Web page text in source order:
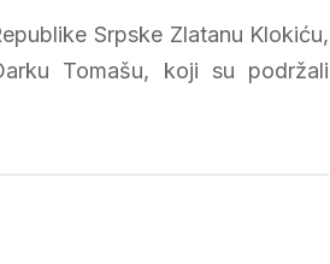
Srpske Zlatanu Klokiću,
Tomašu, koji su podržali